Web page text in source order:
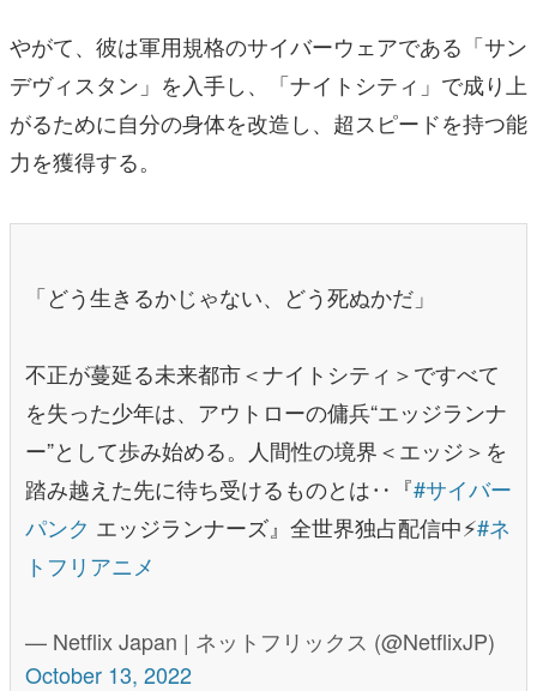
やがて、彼は軍用規格のサイバーウェアである「サン
デヴィスタン」を入手し、「ナイトシティ」で成り上
がるために自分の身体を改造し、超スピードを持つ能
力を獲得する。
「どう生きるかじゃない、どう死ぬかだ」
不正が蔓延る未来都市＜ナイトシティ＞ですべて
を失った少年は、アウトローの傭兵“エッジランナ
ー”として歩み始める。人間性の境界＜エッジ＞を
踏み越えた先に待ち受けるものとは‥『#サイバー
パンク エッジランナーズ』全世界独占配信中⚡#ネ
トフリアニメ
— Netflix Japan | ネットフリックス (@NetflixJP)
October 13, 2022